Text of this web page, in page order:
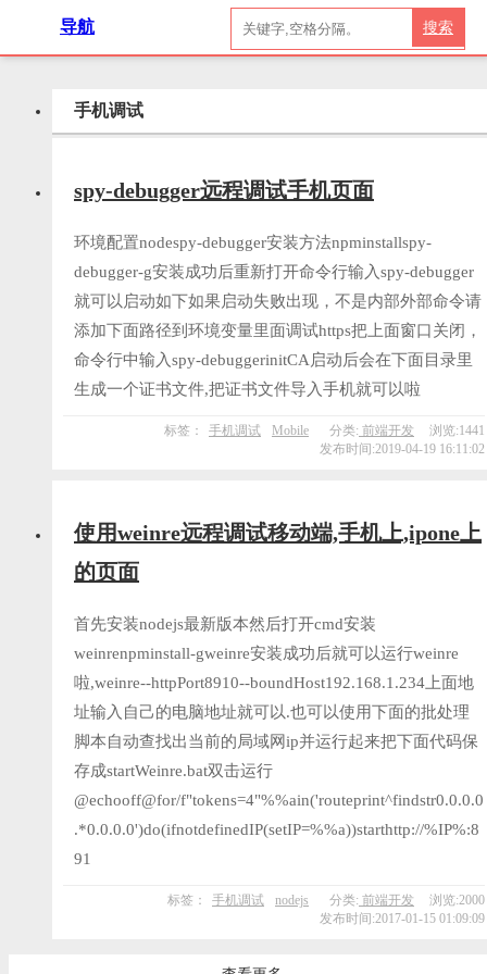
导航 搜索
手机调试
spy-debugger远程调试手机页面
环境配置nodespy-debugger安装方法npminstallspy-
debugger-g安装成功后重新打开命令行输入spy-debugger
就可以启动如下如果启动失败出现，不是内部外部命令请
添加下面路径到环境变量里面调试https把上面窗口关闭，
命令行中输入spy-debuggerinitCA启动后会在下面目录里
生成一个证书文件,把证书文件导入手机就可以啦
标签： 手机调试 Mobile 分类: 前端开发
浏览:1441
发布时间:2019-04-19 16:11:02
使用weinre远程调试移动端,手机上,ipone上
的页面
首先安装nodejs最新版本然后打开cmd安装
weinrenpminstall-gweinre安装成功后就可以运行weinre
啦,weinre--httpPort8910--boundHost192.168.1.234上面地
址输入自己的电脑地址就可以.也可以使用下面的批处理
脚本自动查找出当前的局域网ip并运行起来把下面代码保
存成startWeinre.bat双击运行
@echooff@for/f"tokens=4"%%ain('routeprint^findstr0.0.0.0
.*0.0.0.0')do(ifnotdefinedIP(setIP=%%a))starthttp://%IP%:8
91
标签： 手机调试 nodejs 分类: 前端开发
浏览:2000
发布时间:2017-01-15 01:09:09